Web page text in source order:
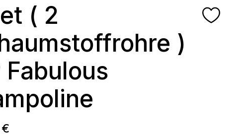
( 2
)
Preis: